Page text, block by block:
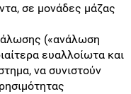
σε μονάδες μάζας
(«ανάλωση
ευαλλοίωτα και
να συνιστούν